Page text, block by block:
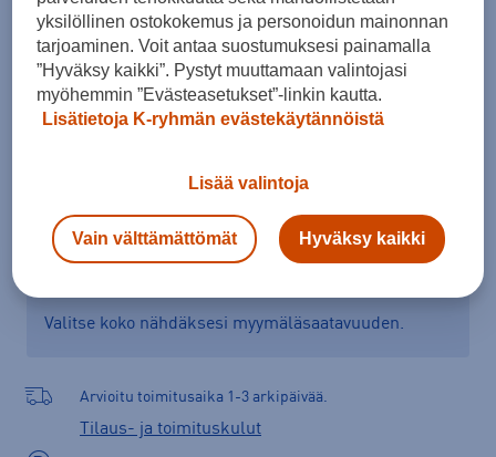
Kokotaulukko
Lisää ostoskoriin
Tarkista saatavuus ja tilaa myymälästä
Verkkokauppa: SaatavillaMyymälät: Saatavilla
Valitse koko nähdäksesi myymäläsaatavuuden.
Arvioitu toimitusaika 1-3 arkipäivää.
Tilaus- ja toimituskulut
yksilöllinen ostokokemus ja personoidun mainonnan
tarjoaminen. Voit antaa suostumuksesi painamalla
”Hyväksy kaikki”. Pystyt muuttamaan valintojasi
myöhemmin ”Evästeasetukset”-linkin kautta.
Lisätietoja K-ryhmän evästekäytännöistä
Lisää valintoja
Vain välttämättömät Hyväksy kaikki